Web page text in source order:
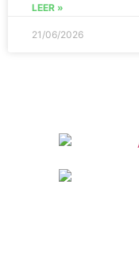
LEER »
21/06/2026